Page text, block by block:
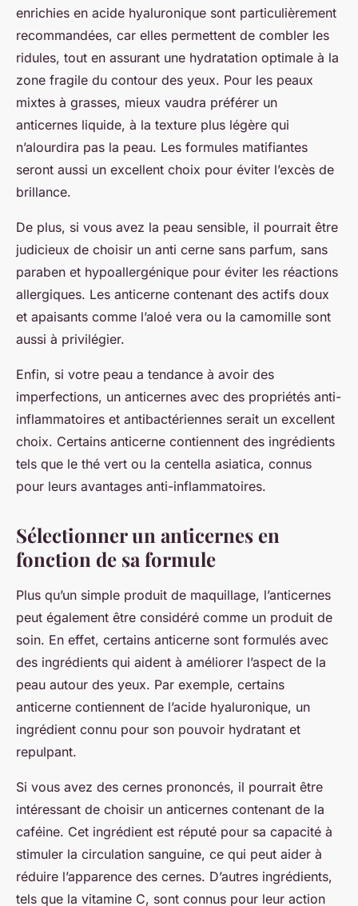
enrichies en acide hyaluronique sont particulièrement
recommandées, car elles permettent de combler les
ridules, tout en assurant une hydratation optimale à la
zone fragile du contour des yeux. Pour les peaux
mixtes à grasses, mieux vaudra préférer un
anticernes liquide, à la texture plus légère qui
n’alourdira pas la peau. Les formules matifiantes
seront aussi un excellent choix pour éviter l’excès de
brillance.
De plus, si vous avez la peau sensible, il pourrait être
judicieux de choisir un anti cerne sans parfum, sans
paraben et hypoallergénique pour éviter les réactions
allergiques. Les anticerne contenant des actifs doux
et apaisants comme l’aloé vera ou la camomille sont
aussi à privilégier.
Enfin, si votre peau a tendance à avoir des
imperfections, un anticernes avec des propriétés anti-
inflammatoires et antibactériennes serait un excellent
choix. Certains anticerne contiennent des ingrédients
tels que le thé vert ou la centella asiatica, connus
pour leurs avantages anti-inflammatoires.
Sélectionner un anticernes en
fonction de sa formule
Plus qu’un simple produit de maquillage, l’anticernes
peut également être considéré comme un produit de
soin. En effet, certains anticerne sont formulés avec
des ingrédients qui aident à améliorer l’aspect de la
peau autour des yeux. Par exemple, certains
anticerne contiennent de l’acide hyaluronique, un
ingrédient connu pour son pouvoir hydratant et
repulpant.
Si vous avez des cernes prononcés, il pourrait être
intéressant de choisir un anticernes contenant de la
caféine. Cet ingrédient est réputé pour sa capacité à
stimuler la circulation sanguine, ce qui peut aider à
réduire l’apparence des cernes. D’autres ingrédients,
tels que la vitamine C, sont connus pour leur action